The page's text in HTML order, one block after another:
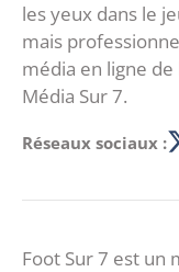
les yeux dans le
mais
média en ligne
Média Sur 7.
Réseaux sociaux :
Foot Sur 7 est un